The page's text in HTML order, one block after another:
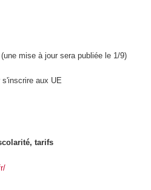
mise à jour sera publiée le 1/9)
s'inscrire aux UE
tarifs